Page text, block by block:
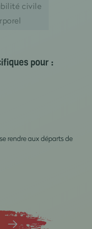
civile
pour :
rendre aux départs de